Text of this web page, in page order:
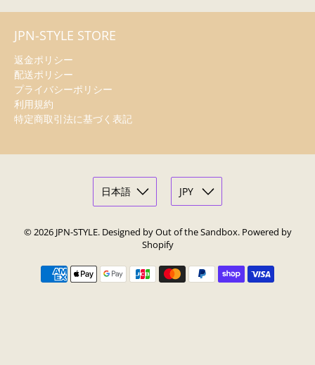
JPN-STYLE STORE
返金ポリシー
配送ポリシー
プライバシーポリシー
利用規約
特定商取引法に基づく表記
© 2026 JPN-STYLE. Designed by Out of the Sandbox. Powered by
Shopify